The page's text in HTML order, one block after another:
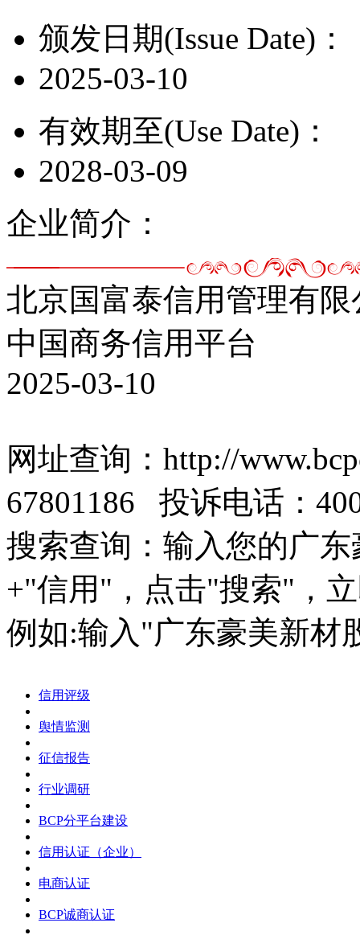
颁发日期(Issue Date)：
2025-03-10
有效期至(Use Date)：
2028-03-09
企业简介：
北京国富泰信用管理有限
中国商务信用平台
2025-03-10
网址查询：http://
67801186 投诉电话：
搜索查询：输入您的广
+"信用"，点击"搜索"，
例如:输入"广东豪美新材
信用评级
舆情监测
征信报告
行业调研
BCP分平台建设
信用认证（企业）
电商认证
BCP诚商认证